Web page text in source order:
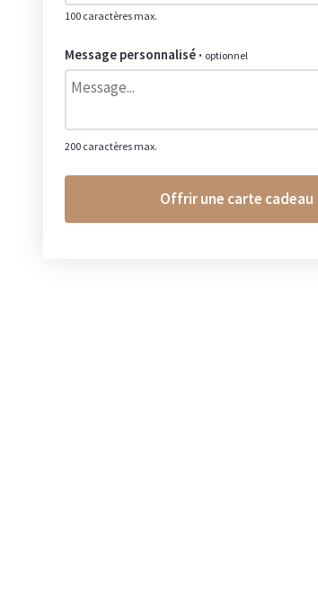
100 caractères max.
Message personnalisé · optionnel
200 caractères max.
Offrir une carte cadeau